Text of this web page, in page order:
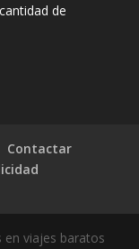
de
Contactar
en viajes baratos